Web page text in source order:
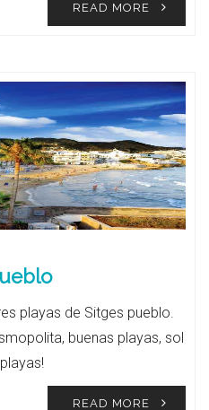
READ MORE
playas de Sitges pueblo.
buenas playas, sol
READ MORE